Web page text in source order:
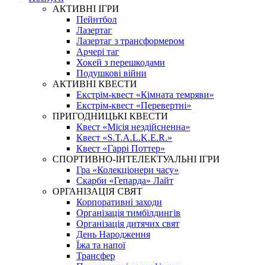
АКТИВНІ ІГРИ
Пейнтбол
Лазертаг
Лазертаг з трансформером
Арчері таг
Хокей з перешкодами
Подушкові війни
АКТИВНІ КВЕСТИ
Екстрім-квест «Кімната темряви»
Екстрім-квест «Перевертні»
ПРИГОДНИЦЬКІ КВЕСТИ
Квест «Місія нездійсненна»
Квест «S.T.A.L.K.E.R.»
Квест «Гаррі Поттер»
СПОРТИВНО-ІНТЕЛЕКТУАЛЬНІ ІГРИ
Гра «Колекціонери часу»
Скарби «Гепарда» Лайт
ОРГАНІЗАЦІЯ СВЯТ
Корпоративні заходи
Організація тимбілдингів
Організація дитячих свят
День Народження
Їжа та напої
Трансфер